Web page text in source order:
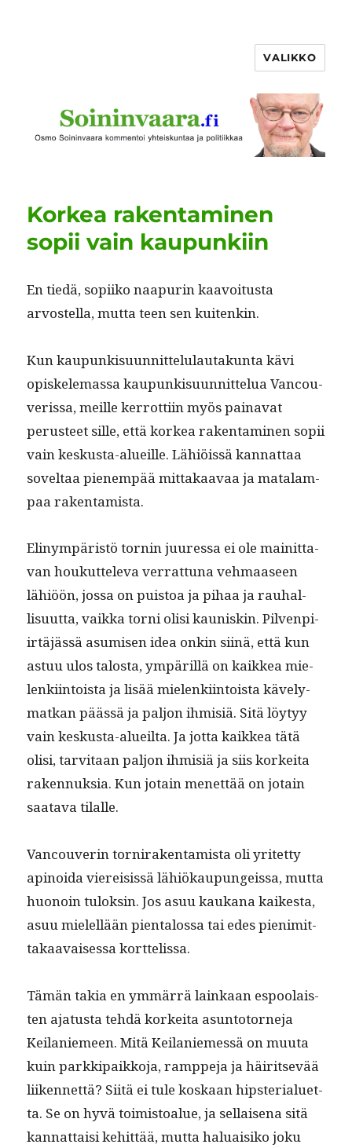
VALIKKO
Korkea rakentaminen
sopii vain kaupunkiin
En tiedä, sopi­iko naa­purin kaavoitus­ta
arvostel­la, mut­ta teen sen kuitenkin.
Kun kaupunkisu­un­nit­telu­lau­takun­ta kävi
opiskele­mas­sa kaupunkisu­un­nit­telua Van­cou­
veris­sa, meille ker­rot­ti­in myös paina­vat
perus­teet sille, että korkea rak­en­t­a­mi­nen sopii
vain keskus­ta-alueille. Lähiöis­sä kan­nat­taa
soveltaa pienem­pää mit­takaavaa ja mata­lam­
paa rakentamista.
Elinympäristö tornin juures­sa ei ole mainit­ta­
van houkut­tel­e­va ver­rat­tuna vehmaaseen
lähiöön, jos­sa on puis­toa ja pihaa ja rauhal­
lisu­ut­ta, vaik­ka torni olisi kau­niskin. Pil­ven­pi­
irtäjässä asumisen idea onkin siinä, että kun
astuu ulos talosta, ympäril­lä on kaikkea mie­
lenki­in­toista ja lisää mie­lenki­in­toista käve­ly­
matkan päässä ja paljon ihmisiä. Sitä löy­tyy
vain keskus­ta-alueil­ta. Ja jot­ta kaikkea tätä
olisi, tarvi­taan paljon ihmisiä ja siis korkei­ta
raken­nuk­sia. Kun jotain menet­tää on jotain
saata­va tilalle.
Van­cou­verin torni­rak­en­tamista oli yritet­ty
apinoi­da vierei­sis­sä lähiökaupungeis­sa, mut­ta
huonoin tuloksin. Jos asuu kaukana kaikesta,
asuu mielel­lään pien­talos­sa tai edes pienimit­
takaavaises­sa korttelissa.
Tämän takia en ymmär­rä lainkaan espoolais­
ten aja­tus­ta tehdä korkei­ta asun­to­torne­ja
Keilaniemeen. Mitä Keilaniemessä on muu­ta
kuin parkkipaikko­ja, ramppe­ja ja häir­it­sevää
liiken­net­tä? Siitä ei tule koskaan hip­ste­ri­aluet­
ta. Se on hyvä toimis­toalue, ja sel­l­aise­na sitä
kan­nat­taisi kehit­tää, mut­ta halu­aisiko joku